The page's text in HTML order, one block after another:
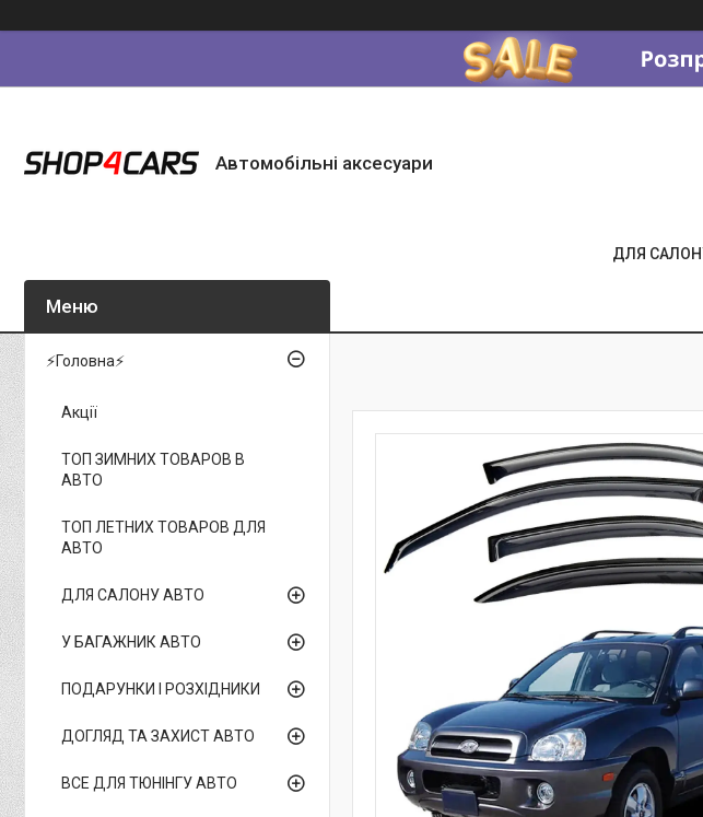
Автомобільні аксесуари
ДЛЯ
⚡Головна⚡
Акції
ТОП ЗИМНИХ ТОВАРОВ В
АВТО
ТОП ЛЕТНИХ ТОВАРОВ ДЛЯ
АВТО
ДЛЯ САЛОНУ АВТО
У БАГАЖНИК АВТО
ПОДАРУНКИ І РОЗХІДНИКИ
ДОГЛЯД ТА ЗАХИСТ АВТО
ВСЕ ДЛЯ ТЮНІНГУ АВТО